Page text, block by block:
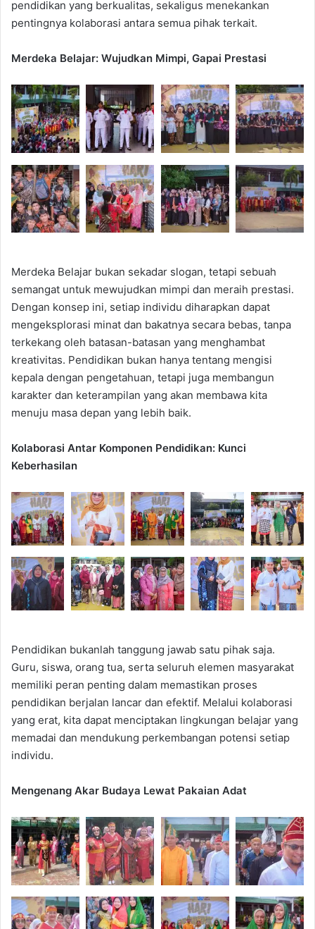
pendidikan yang berkualitas, sekaligus menekankan
pentingnya kolaborasi antara semua pihak terkait.
Merdeka Belajar: Wujudkan Mimpi, Gapai Prestasi
Merdeka Belajar bukan sekadar slogan, tetapi sebuah
semangat untuk mewujudkan mimpi dan meraih prestasi.
Dengan konsep ini, setiap individu diharapkan dapat
mengeksplorasi minat dan bakatnya secara bebas, tanpa
terkekang oleh batasan-batasan yang menghambat
kreativitas. Pendidikan bukan hanya tentang mengisi
kepala dengan pengetahuan, tetapi juga membangun
karakter dan keterampilan yang akan membawa kita
menuju masa depan yang lebih baik.
Kolaborasi Antar Komponen Pendidikan: Kunci
Keberhasilan
Pendidikan bukanlah tanggung jawab satu pihak saja.
Guru, siswa, orang tua, serta seluruh elemen masyarakat
memiliki peran penting dalam memastikan proses
pendidikan berjalan lancar dan efektif. Melalui kolaborasi
yang erat, kita dapat menciptakan lingkungan belajar yang
memadai dan mendukung perkembangan potensi setiap
individu.
Mengenang Akar Budaya Lewat Pakaian Adat